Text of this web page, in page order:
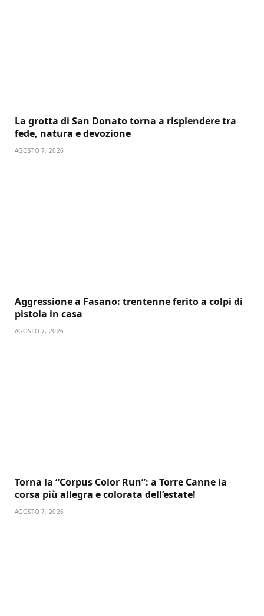
La grotta di San Donato torna a risplendere tra
fede, natura e devozione
AGOSTO 7, 2026
Aggressione a Fasano: trentenne ferito a colpi di
pistola in casa
AGOSTO 7, 2026
Torna la “Corpus Color Run”: a Torre Canne la
corsa più allegra e colorata dell’estate!
AGOSTO 7, 2026